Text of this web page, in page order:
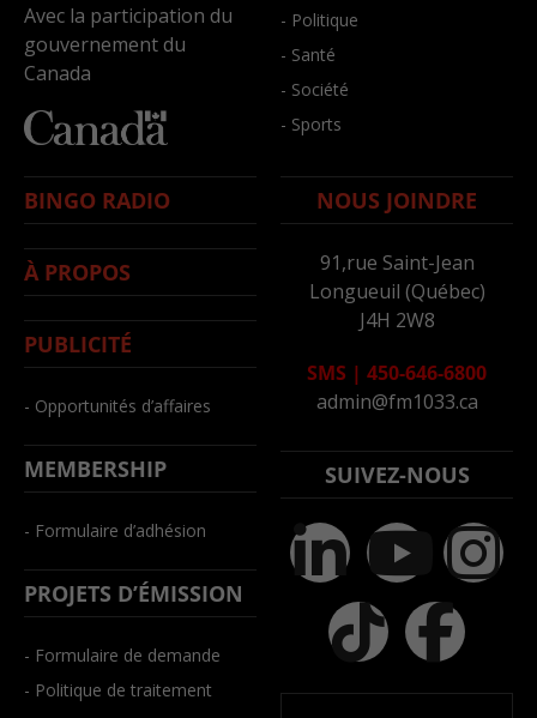
Avec la participation du
gouvernement du
Canada
- Politique
- Santé
- Société
- Sports
BINGO RADIO
À PROPOS
PUBLICITÉ
- Opportunités d’affaires
MEMBERSHIP
- Formulaire d’adhésion
PROJETS D’ÉMISSION
- Formulaire de demande
- Politique de traitement
NOUS JOINDRE
91,rue Saint-Jean
Longueuil (Québec)
J4H 2W8
SMS | 450-646-6800
admin@fm1033.ca
SUIVEZ-NOUS